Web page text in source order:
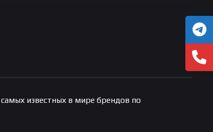
известных в мире брендов по